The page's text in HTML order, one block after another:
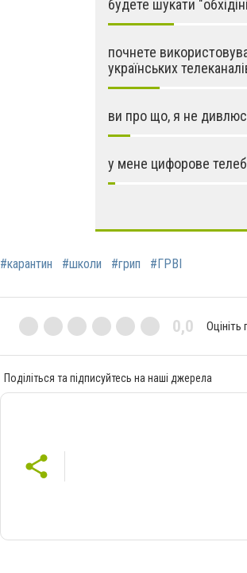
будете шукати
почнете
українських
ви про що, я не
у мене цифорове
#карантин #школи #грип #ГРВІ
0,0
Поділіться та підписуйтесь на наші джерела